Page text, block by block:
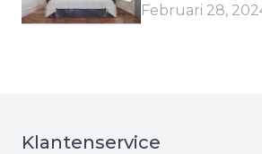
Februari 28,
Klantenservice